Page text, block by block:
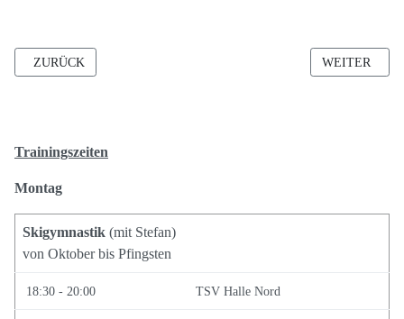
VORHERIGER BEITRAG: "FIT & GESUND" DURCH DIE WOCHE
ZURÜCK NÄCHSTER
WEITER
Trainingszeiten
Montag
Skigymnastik (mit Stefan)
von Oktober bis Pfingsten
18:30 - 20:00 TSV Halle Nord